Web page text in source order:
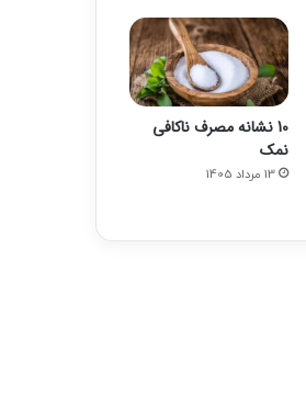
10 نشانه مصرف ناکافی
نمک
13 مرداد 1405